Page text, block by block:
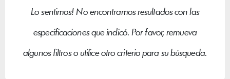
Lo sentimos! No encontramos resultados con las
especificaciones que indicó. Por favor, remueva
algunos filtros o utilice otro criterio para su búsqueda.